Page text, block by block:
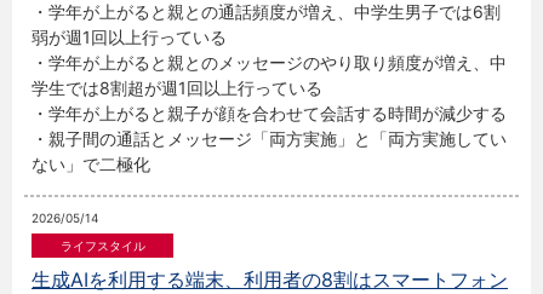
・学年が上がると親との通話頻度が増え、中学生男子では6割
弱が週1回以上行っている
・学年が上がると親とのメッセージのやり取り頻度が増え、中
学生では8割超が週1回以上行っている
・学年が上がると親子が顔を合わせて会話する時間が減少する
・親子間の通話とメッセージ「両方実施」と「両方実施してい
ない」で二極化
2026/05/14
生成AIを利用する端末、利用者の8割はスマートフォン